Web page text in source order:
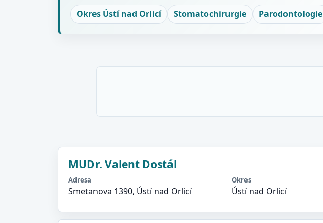
Okres Ústí nad Orlicí Stomatochirurgie Parodontologie
MUDr. Valent Dostál
Adresa
Smetanova 1390, Ústí nad Orlicí
Okres
Ústí nad Orlicí